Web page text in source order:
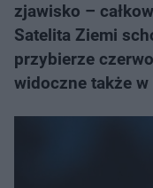
zjawisko –
Satelita Ziemi
przybierze
widoczne także w